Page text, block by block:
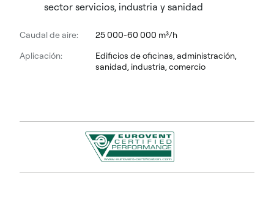
sector servicios, industria y sanidad
Caudal de aire:
25 000-60 000 m³/h
Aplicación:
Edificios de oficinas, administración,
sanidad, industria, comercio